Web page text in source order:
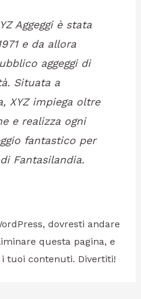
Aggeggi è stata
e da allora
aggeggi di
Situata a
XYZ impiega oltre
e realizza ogni
fantastico per
Fantasilandia.
dovresti andare
questa pagina, e
tuoi contenuti. Divertiti!